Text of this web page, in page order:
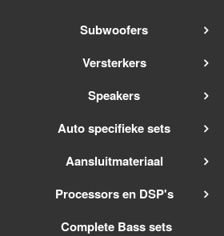
Subwoofers
Versterkers
Speakers
Auto specifieke sets
Aansluitmateriaal
Processors en DSP's
Complete Bass sets